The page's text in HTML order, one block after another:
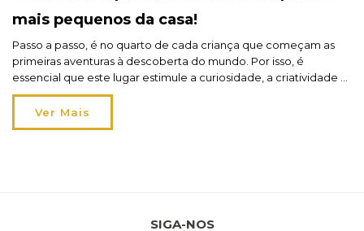
mais pequenos da casa!
Passo a passo, é no quarto de cada criança que começam as
primeiras aventuras à descoberta do mundo. Por isso, é
essencial que este lugar estimule a curiosidade, a criatividade e
a aprendizagem autónoma: e, aí, entram os produtos
Montessori que ganharam muita popularidade nos últimos anos!
É provável que já tenha ouvido falar: o […]
Ver Mais
SIGA-NOS